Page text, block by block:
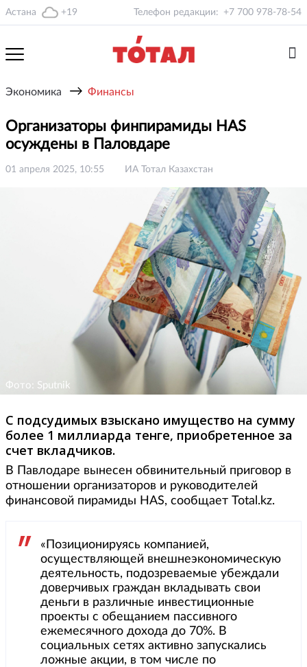
Астана +19 Телефон редакции: +7 700 978-78-54
Экономика → Финансы
Организаторы финпирамиды HAS
осуждены в Паловдаре
01 апреля 2025, 10:55 ИА Тотал Казахстан
Фото: Sputnik
С подсудимых взыскано имущество на сумму
более 1 миллиарда тенге, приобретенное за
счет вкладчиков.
В Павлодаре вынесен обвинительный приговор в
отношении организаторов и руководителей
финансовой пирамиды HAS, сообщает Total.kz.
«Позиционируясь компанией,
осуществляющей внешнеэкономическую
деятельность, подозреваемые убеждали
доверчивых граждан вкладывать свои
деньги в различные инвестиционные
проекты с обещанием пассивного
ежемесячного дохода до 70%. В
социальных сетях активно запускались
ложные акции, в том числе по